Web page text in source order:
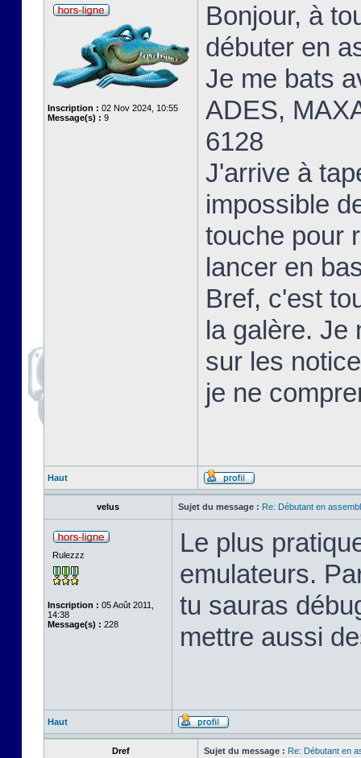
Inscription : 02 Nov 2024, 10:55
Message(s) : 9
Bonjour, à
débuter en
Je me bats
ADES,
6128
J'arrive à
impossible
touche pour
lancer en
Bref, c'est
la galère. Je
sur les
je ne
Haut
velus Sujet du message : Re: Débutant en
Rulezzz
Inscription : 05 Août 2011,
14:38
Message(s) : 228
Le plus
emulateurs.
tu sauras
mettre aussi
Haut
Dref Sujet du message : Re: Débutant en